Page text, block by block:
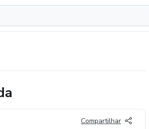
Compartilhar